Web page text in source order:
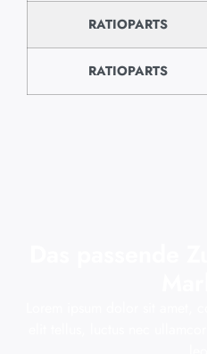
RATIOPARTS
RATIOPARTS